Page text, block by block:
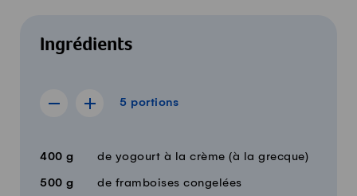
Ingrédients
5 portions
Afficher la recette de 4 portions
Afficher la recette de 6 portions
5 portions
Quantité Ingrédients
400 g de yogourt à la crème (à la grecque)
500 g de framboises congelées